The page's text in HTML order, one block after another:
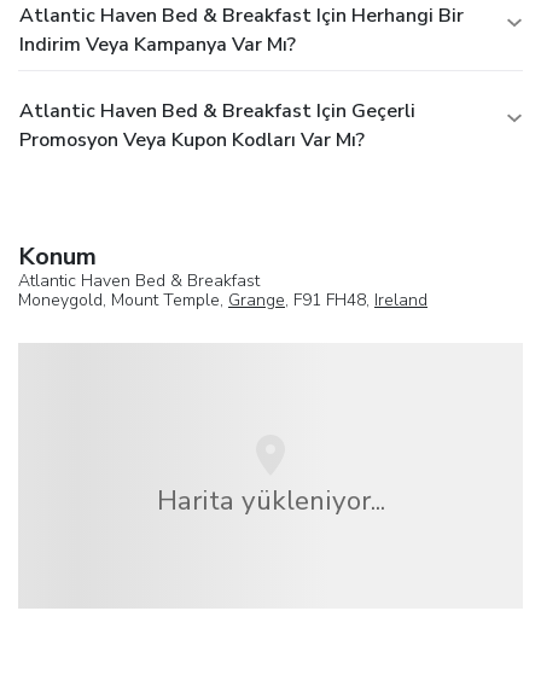
Atlantic Haven Bed & Breakfast Için Herhangi Bir
Indirim Veya Kampanya Var Mı?
Atlantic Haven Bed & Breakfast Için Geçerli
Promosyon Veya Kupon Kodları Var Mı?
Konum
Atlantic Haven Bed & Breakfast
Moneygold, Mount Temple, Grange, F91 FH48, Ireland
Harita yükleniyor...